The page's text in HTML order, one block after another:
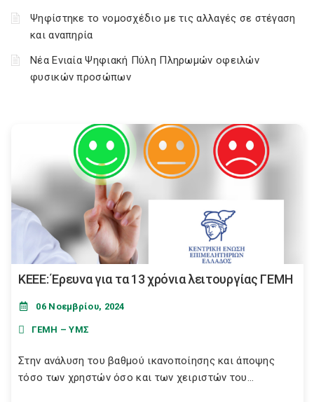
Ψηφίστηκε το νομοσχέδιο με τις αλλαγές σε στέγαση
και αναπηρία
Νέα Ενιαία Ψηφιακή Πύλη Πληρωμών οφειλών
φυσικών προσώπων
ΚΕΕΕ: Έρευνα για τα 13 χρόνια λειτουργίας ΓΕΜΗ
06 Νοεμβρίου, 2024
ΓΕΜΗ – ΥΜΣ
Στην ανάλυση του βαθμού ικανοποίησης και άποψης
τόσο των χρηστών όσο και των χειριστών του...